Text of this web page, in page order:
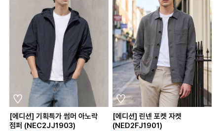
[에디션] 기획특가 썸머 아노락
점퍼 (NEC2JJ1903)
[에디션] 린넨 포켓 자켓
(NED2FJ1901)